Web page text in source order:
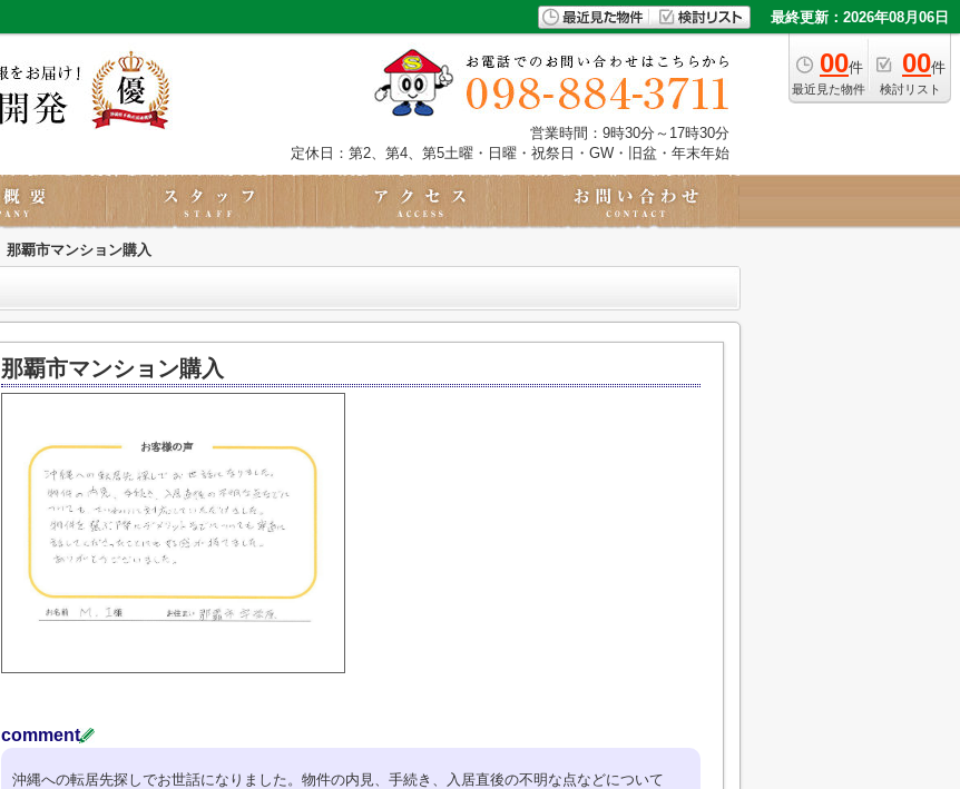
最終更新：2026年08月06日
00件
最近見た物件
00件
検討リスト
営業時間：9時30分～17時30分
定休日：第2、第4、第5土曜・日曜・祝祭日・GW・旧盆・年末年始
那覇市マンション購入
那覇市マンション購入
comment
沖縄への転居先探しでお世話になりました。物件の内見、手続き、入居直後の不明な点などについて